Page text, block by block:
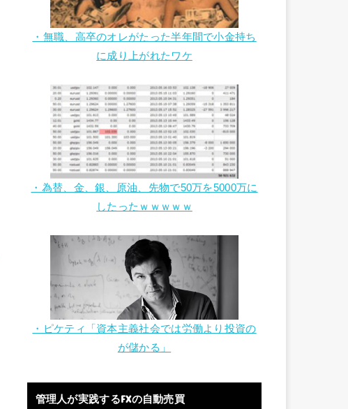
・無職、高卒のオレがたった半年間で小金持ち
に成り上がれたワケ
・為替、金、銀、原油、先物で50万を5000万に
したったｗｗｗｗｗ
・ピケティ「資本主義社会では労働より投資の
が儲かる」
管理人が実践するFXの自動売買